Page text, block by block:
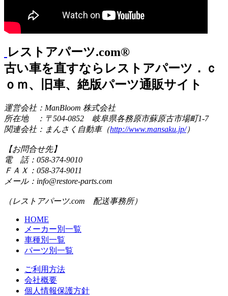
レストアパーツ.com®
古い車を直すならレストアパーツ．ｃ
ｏｍ、旧車、絶版パーツ通販サイト
運営会社：ManBloom 株式会社
所在地 ：〒504-0852 岐阜県各務原市蘇原古市場町1-7
関連会社：まんさく自動車（http://www.mansaku.jp/）
【お問合せ先】
電 話：058-374-9010
ＦＡＸ：058-374-9011
メール：info@restore-parts.com
（レストアパーツ.com 配送事務所）
HOME
メーカー別一覧
車種別一覧
パーツ別一覧
ご利用方法
会社概要
個人情報保護方針